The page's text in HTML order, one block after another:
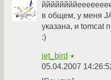
в общем, у меня
указана, и tomcat
:)
jet_bird ★
05.04.2007